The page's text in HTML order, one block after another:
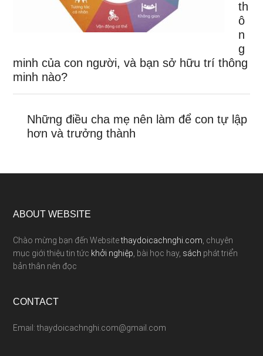
th
ô
n
g
minh của con người, và bạn sở hữu trí thông
minh nào?
Những điều cha mẹ nên làm để con tự lập
hơn và trưởng thành
ABOUT WEBSITE
Chào mừng bạn đến Websitethaydoicachnghi.com , chuyên
mục giới thiệu tin tức khởi nghiệp , bài học hay, sách phát triển
bản thân nên đọc
CONTACT
Email: thaydoicachnghi.com@gmail.com